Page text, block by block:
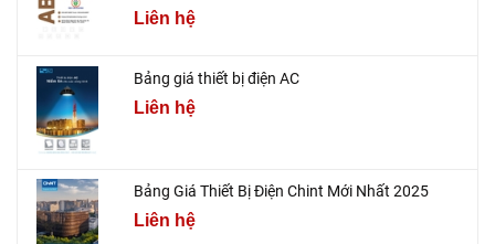
Liên hệ
Bảng giá thiết bị điện AC
Liên hệ
Bảng Giá Thiết Bị Điện Chint Mới Nhất 2025
Liên hệ